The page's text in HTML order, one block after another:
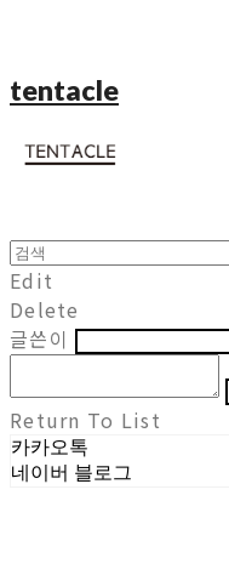
tentacle
Edit
Delete
글쓴이
Return To List
카카오톡
네이버 블로그